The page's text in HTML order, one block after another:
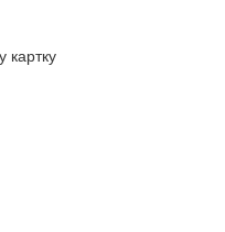
картку